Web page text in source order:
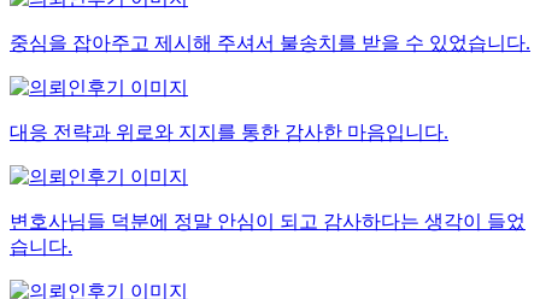
중심을 잡아주고 제시해 주셔서 불송치를 받을 수 있었습니다.
대응 전략과 위로와 지지를 통한 감사한 마음입니다.
변호사님들 덕분에 정말 안심이 되고 감사하다는 생각이 들었
습니다.